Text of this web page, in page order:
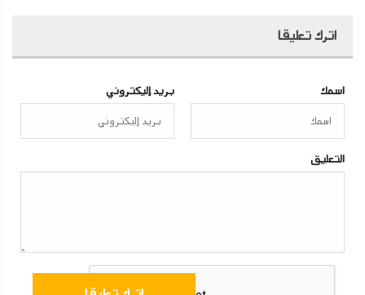
اترك تعليقا
اسمك بريد إليكتروني
التعليق